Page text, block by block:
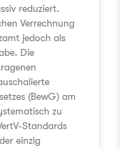
reduziert.
Verrechnung
jedoch als
Die
(BewG) am
zu
Standards
einzig